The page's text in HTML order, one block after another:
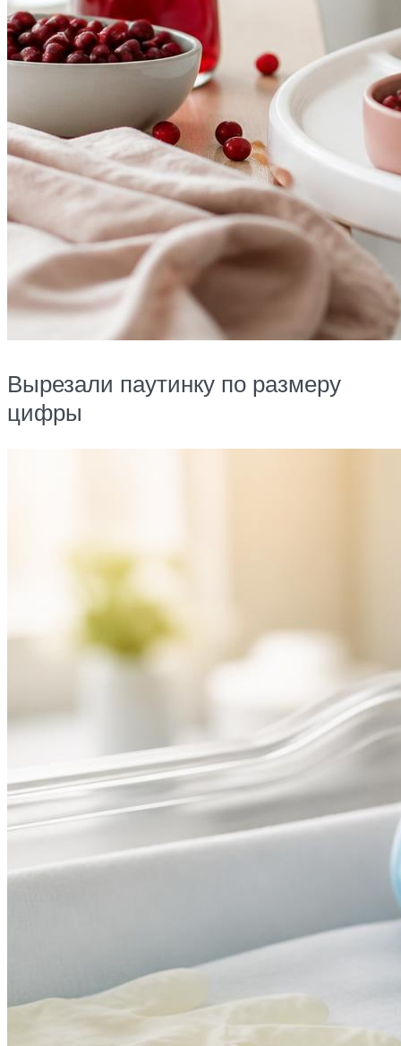
Вырезали паутинку по размеру
цифры